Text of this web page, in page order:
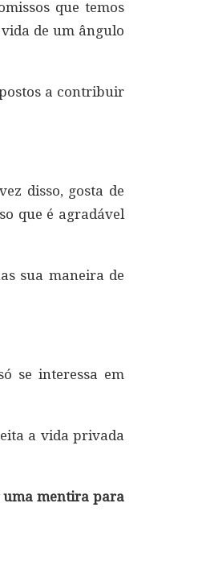
que temos
de um ângulo
a contribuir
disso, gosta de
que é agradável
sua maneira de
se interessa em
a vida privada
uma mentira para